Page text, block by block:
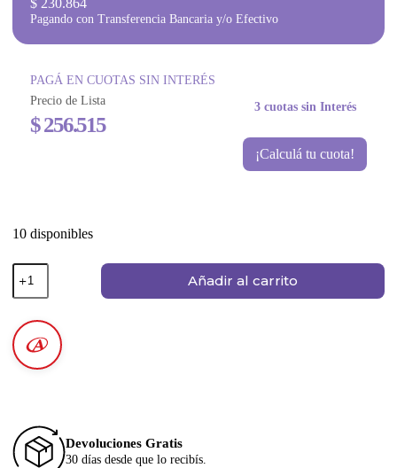
$ 230.864
Pagando con Transferencia Bancaria y/o Efectivo
PAGÁ EN CUOTAS SIN INTERÉS
Precio de Lista
$256.515
3 cuotas sin Interés
¡Calculá tu cuota!
10 disponibles
Añadir al carrito
Devoluciones Gratis
30 días desde que lo recibís.